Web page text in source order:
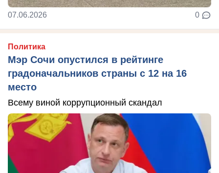
07.06.2026 0
Политика
Мэр Сочи опустился в рейтинге
градоначальников страны с 12 на 16
место
Всему виной коррупционный скандал